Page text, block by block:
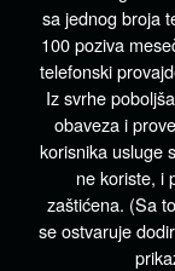
sa jednog broja
100 poziva
telefonski
Iz svrhe
obaveza i
korisnika usluge
ne koriste, i
zaštićena. (Sa
se ostvaruje